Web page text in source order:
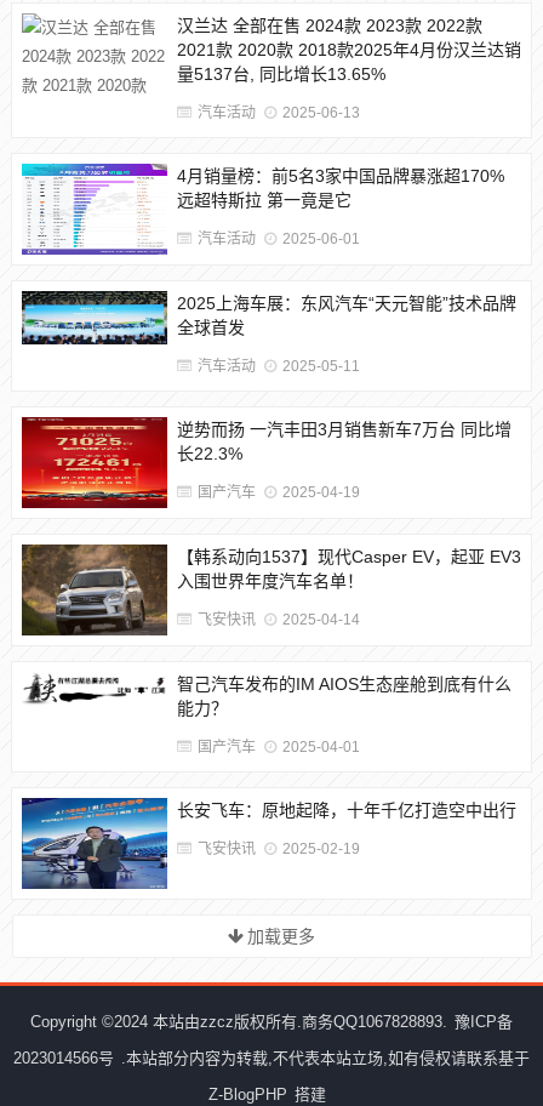
汉兰达 全部在售 2024款 2023款 2022款
2021款 2020款 2018款2025年4月份汉兰达销
量5137台, 同比增长13.65%
汽车活动 2025-06-13
4月销量榜：前5名3家中国品牌暴涨超170%
远超特斯拉 第一竟是它
汽车活动 2025-06-01
2025上海车展：东风汽车“天元智能”技术品牌
全球首发
汽车活动 2025-05-11
逆势而扬 一汽丰田3月销售新车7万台 同比增
长22.3%
国产汽车 2025-04-19
【韩系动向1537】现代Casper EV，起亚 EV3
入围世界年度汽车名单！
飞安快讯 2025-04-14
智己汽车发布的IM AIOS生态座舱到底有什么
能力？
国产汽车 2025-04-01
长安飞车：原地起降，十年千亿打造空中出行
飞安快讯 2025-02-19
加载更多
Copyright ©2024 本站由zzcz版权所有.商务QQ1067828893. 豫ICP备
2023014566号 .本站部分内容为转载,不代表本站立场,如有侵权请联系基于
Z-BlogPHP 搭建